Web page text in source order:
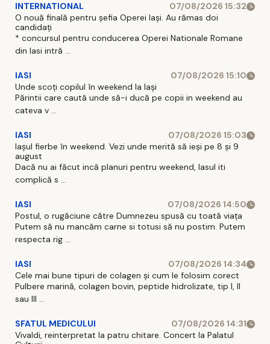
INTERNATIONAL
07/08/2026 15:32
O nouă finală pentru șefia Operei Iași. Au rămas doi
candidați
* concursul pentru conducerea Operei Nationale Romane
din Iasi intră ...
IASI
07/08/2026 15:10
Unde scoți copilul în weekend la Iași
Părintii care caută unde să-i ducă pe copii in weekend au
cateva v ...
IASI
07/08/2026 15:03
Iașul fierbe în weekend. Vezi unde merită să ieși pe 8 și 9
august
Dacă nu ai făcut incă planuri pentru weekend, Iasul iti
complică s ...
IASI
07/08/2026 14:50
Postul, o rugăciune către Dumnezeu spusă cu toată viața
Putem să nu mancăm carne si totusi să nu postim. Putem
respecta rig ...
IASI
07/08/2026 14:34
Cele mai bune tipuri de colagen și cum le folosim corect
Pulbere marină, colagen bovin, peptide hidrolizate, tip I, II
sau III ...
SFATUL MEDICULUI
07/08/2026 14:31
Vivaldi, reinterpretat la patru chitare. Concert la Palatul